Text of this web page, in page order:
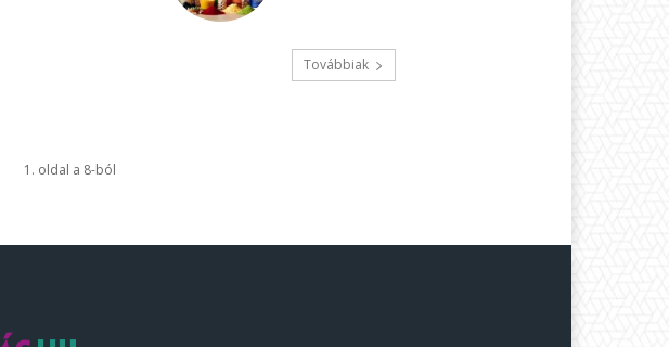
1. oldal a 8-ból
Továbbiak